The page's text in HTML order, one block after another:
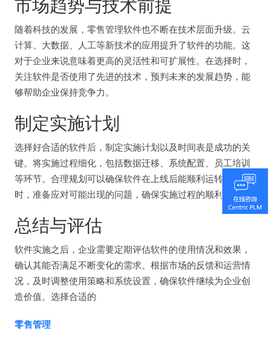
随着科技的发展，零售管理软件也不断在技术层面升级。云
计算、大数据、人工等新技术的应用提升了软件的功能。这
对于企业来说意味着更高的灵活性和可扩展性。在选择时，
关注软件是否使用了先进的技术，预判未来的发展趋势，能
够帮助企业保持竞争力。
制定实施计划
选择好合适的软件后，制定实施计划以及时间表是成功的关
键。将实施过程细化，包括数据迁移、系统配置、员工培训
等环节。合理规划可以确保软件在上线后能顺利运转。同
时，准备应对可能出现的问题，确保实施过程的顺利进行。
总结与评估
软件实施之后，企业需要定期评估软件的使用情况和效果，
确认其能否满足不断变化的需求。根据市场的反馈和运营情
况，及时调整使用策略和系统设置，确保软件继续为企业创
造价值。选择合适的
零售管理